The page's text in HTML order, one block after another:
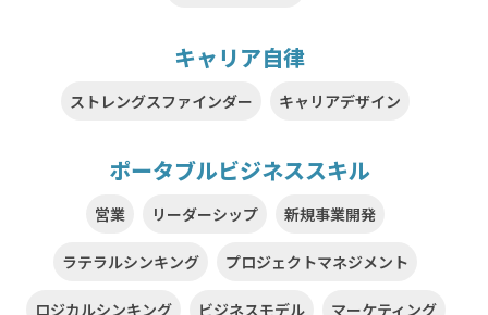
キャリア自律
ストレングスファインダー キャリアデザイン
ポータブルビジネススキル
営業 リーダーシップ 新規事業開発
ラテラルシンキング プロジェクトマネジメント
ロジカルシンキング ビジネスモデル マーケティング